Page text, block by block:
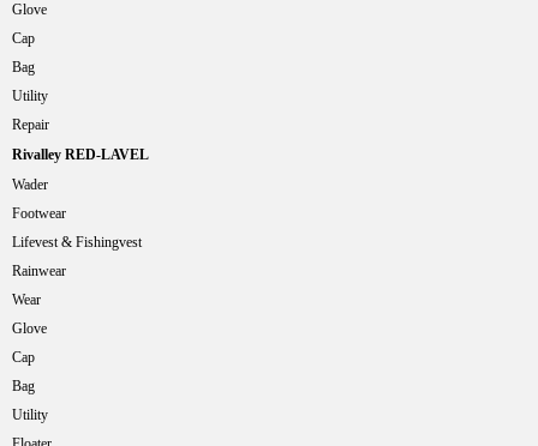
Glove
Cap
Bag
Utility
Repair
Rivalley RED-LAVEL
Wader
Footwear
Lifevest & Fishingvest
Rainwear
Wear
Glove
Cap
Bag
Utility